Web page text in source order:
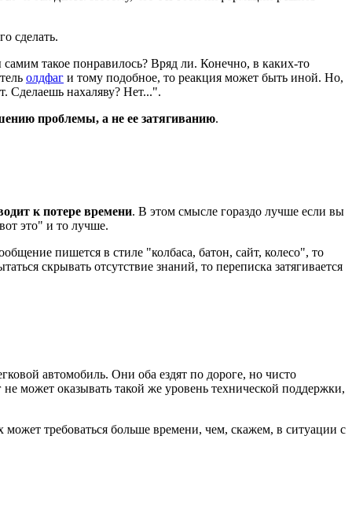
сделать.
такое понравилось? Вряд ли. Конечно, в каких-то
олдфаг и тому подобное, то реакция может быть иной. Но,
Сделаешь нахаляву? Нет...".
проблемы, а не ее затягиванию.
к потере времени. В этом смысле гораздо лучше если вы
это" и то лучше.
пишется в стиле "колбаса, батон, сайт, колесо", то
скрывать отсутствие знаний, то переписка затягивается
автомобиль. Они оба ездят по дороге, но чисто
может оказывать такой же уровень технической поддержки,
требоваться больше времени, чем, скажем, в ситуации с